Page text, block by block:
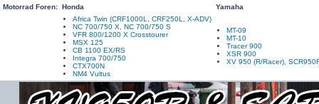
Motorrad Foren: Honda
Yamaha
Africa Twin (CRF1000L, CRF250L, X-ADV)
NC 700/750 X, NC 700/750 S
VFR 800/1200 X Crosstourer
MSX 125
CB 1100 EX/RS
Integra 700/750
CTX700N
NM4 Vultus
MT-09
MT-10
Tracer 900
XSR 900
XV 950 (R/Racer),